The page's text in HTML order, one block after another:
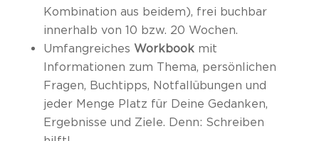
Kombination aus beidem), frei buchbar
innerhalb von 10 bzw. 20 Wochen.
Umfangreiches Workbook mit
Informationen zum Thema, persönlichen
Fragen, Buchtipps, Notfallübungen und
jeder Menge Platz für Deine Gedanken,
Ergebnisse und Ziele. Denn: Schreiben